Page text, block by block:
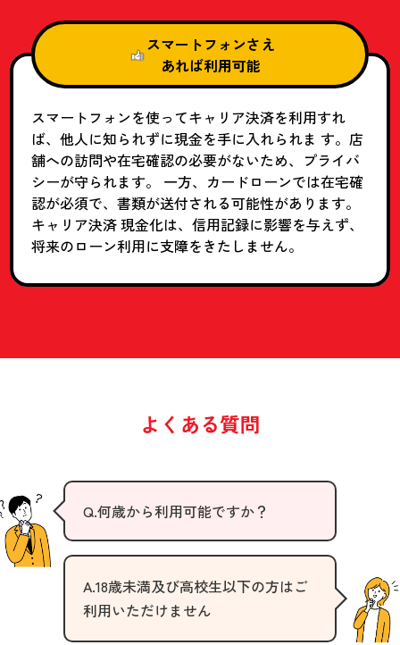
スマートフォンさえ
あれば利用可能
スマートフォンを使ってキャリア決済を利用すれ
ば、他人に知られずに現金を手に入れられま す。店
舗への訪問や在宅確認の必要がないため、プライバ
シーが守られます。 一方、カードローンでは在宅確
認が必須で、書類が送付される可能性があります。
キャリア決済 現金化は、信用記録に影響を与えず、
将来のローン利用に支障をきたしません。
よくある質問
Q.何歳から利用可能ですか？
A.18歳未満及び高校生以下の方はご
利用いただけません